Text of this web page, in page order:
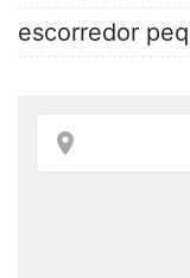
escorredor